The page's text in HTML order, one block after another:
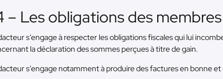
– Les obligations des
s’engage à respecter les obligations fiscales qui lui
la déclaration des sommes perçues à titre de gain.
s’engage notamment à produire des factures en bonne